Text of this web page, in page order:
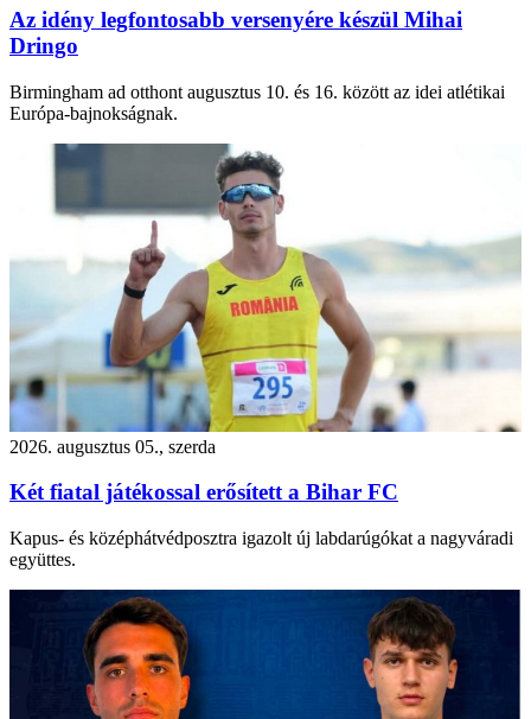
Az idény legfontosabb versenyére készül Mihai
Dringo
Birmingham ad otthont augusztus 10. és 16. között az idei atlétikai
Európa-bajnokságnak.
2026. augusztus 05., szerda
Két fiatal játékossal erősített a Bihar FC
Kapus- és középhátvédposztra igazolt új labdarúgókat a nagyváradi
együttes.